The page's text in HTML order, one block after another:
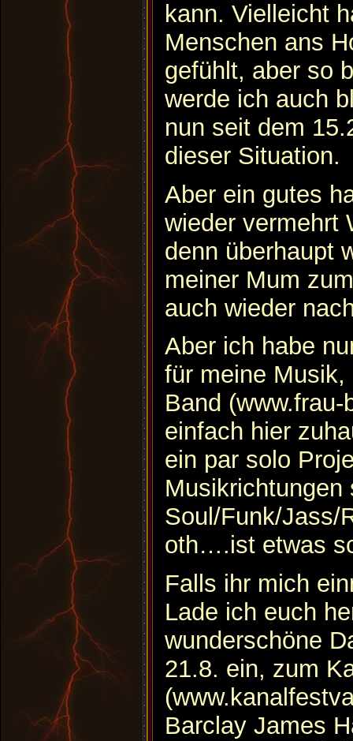
kann. Vielleicht
Menschen ans
gefühlt, aber so
werde ich auch
nun seit dem
dieser Situation.
Aber ein gutes
wieder vermehrt
denn überhaupt
meiner Mum
auch wieder
Aber ich habe
für meine
Band
einfach hier
ein par solo
Musikrichtungen
Soul/Funk/Jass/
oth….ist etwas
Falls ihr mich
Lade ich euch
wunderschöne
21.8. ein, zum
Barclay James